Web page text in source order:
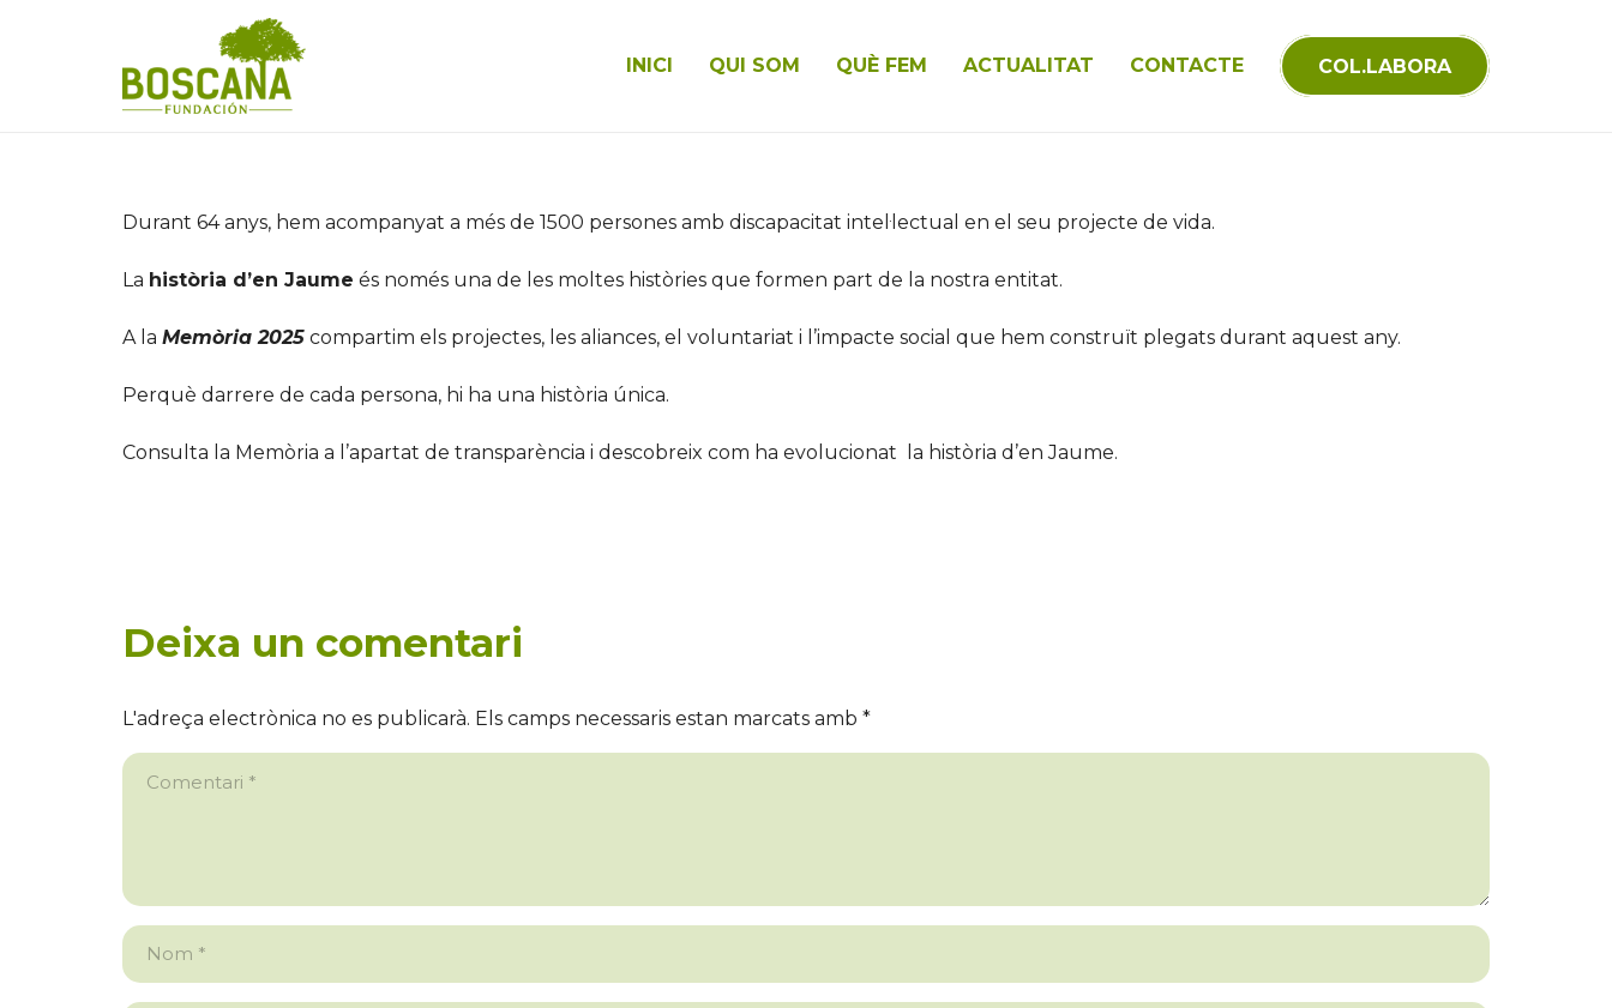
INICI QUI SOM QUÈ FEM ACTUALITAT CONTACTE COL.LABORA
Durant 64 anys, hem acompanyat a més de 1500 persones amb discapacitat intel·lectual en el seu projecte de vida.
La història d’en Jaume és només una de les moltes històries que formen part de la nostra entitat.
A la Memòria 2025 compartim els projectes, les aliances, el voluntariat i l’impacte social que hem construït plegats durant aquest any.
Perquè darrere de cada persona, hi ha una història única.
Consulta la Memòria a l’apartat de transparència i descobreix com ha evolucionat la història d’en Jaume.
Deixa un comentari
L'adreça electrònica no es publicarà. Els camps necessaris estan marcats amb *